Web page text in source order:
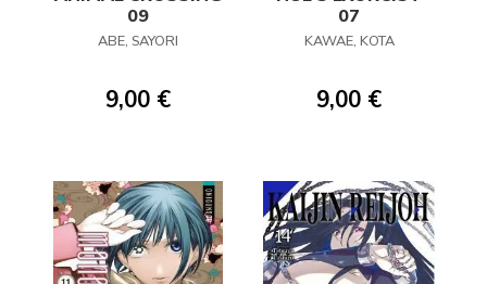
09
ABE, SAYORI
9,00 €
07
KAWAE, KOTA
9,00 €